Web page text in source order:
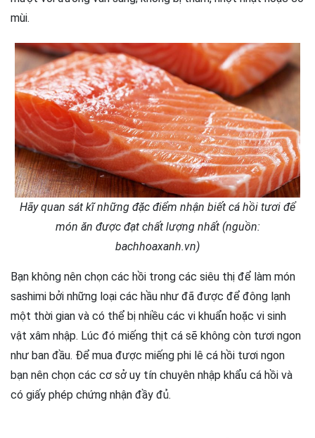
mùi.
Hãy quan sát kĩ những đặc điểm nhận biết cá hồi tươi để
món ăn được đạt chất lượng nhất (nguồn:
bachhoaxanh.vn)
Bạn không nên chọn các hồi trong các siêu thị để làm món
sashimi bởi những loại các hầu như đã được để đông lạnh
một thời gian và có thể bị nhiều các vi khuẩn hoặc vi sinh
vật xâm nhập. Lúc đó miếng thịt cá sẽ không còn tươi ngon
như ban đầu. Để mua được miếng phi lê cá hồi tươi ngon
bạn nên chọn các cơ sở uy tín chuyên nhập khẩu cá hồi và
có giấy phép chứng nhận đầy đủ.